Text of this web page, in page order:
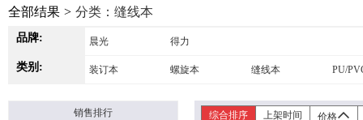
全部结果 > 分类： 缝线本
品牌: 晨光 得力
类别: 装订本 螺旋本 缝线本 PU/
销售排行 综合排序 上架时间 价格